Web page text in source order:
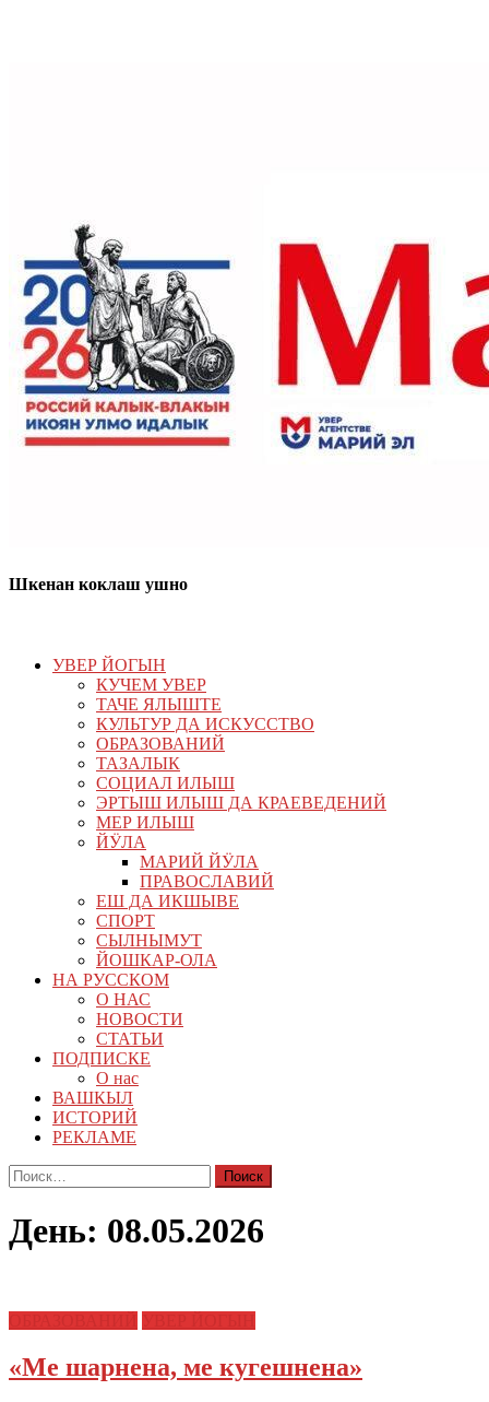
Шкенан коклаш ушно
УВЕР ЙОГЫН
КУЧЕМ УВЕР
ТАЧЕ ЯЛЫШТЕ
КУЛЬТУР ДА ИСКУССТВО
ОБРАЗОВАНИЙ
ТАЗАЛЫК
СОЦИАЛ ИЛЫШ
ЭРТЫШ ИЛЫШ ДА КРАЕВЕДЕНИЙ
МЕР ИЛЫШ
ЙӰЛА
МАРИЙ ЙӰЛА
ПРАВОСЛАВИЙ
ЕШ ДА ИКШЫВЕ
СПОРТ
СЫЛНЫМУТ
ЙОШКАР-ОЛА
НА РУССКОМ
О НАС
НОВОСТИ
СТАТЬИ
ПОДПИСКЕ
О нас
ВАШКЫЛ
ИСТОРИЙ
РЕКЛАМЕ
Найти:
День: 08.05.2026
«Ме шарнена, ме кугешнена»